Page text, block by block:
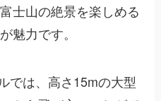
士山の絶景を楽しめる
魅力です。
では、高さ15mの大型